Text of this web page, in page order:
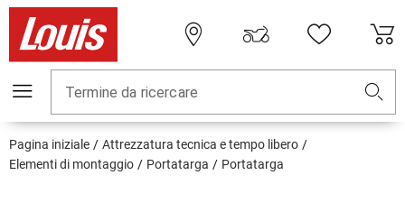
Termine da ricercare
Pagina iniziale
Attrezzatura tecnica e tempo libero
Elementi di montaggio
Portatarga Portatarga